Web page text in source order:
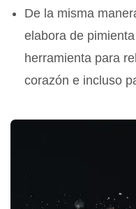
De la misma
elabora de
herramienta para
corazón e incluso